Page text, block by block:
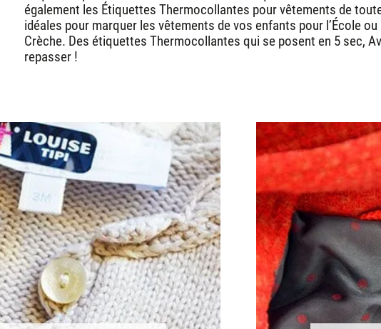
également les Étiquettes Thermocollantes pour vêtements de
idéales pour marquer les vêtements de vos enfants pour l’École ou
Crèche. Des étiquettes Thermocollantes qui se posent en 5 sec,
repasser !